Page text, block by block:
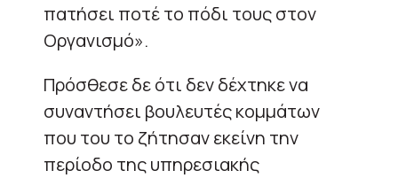
πατήσει ποτέ το πόδι τους στον
Οργανισμό».
Πρόσθεσε δε ότι δεν δέχτηκε να
συναντήσει βουλευτές κομμάτων
που του το ζήτησαν εκείνη την
περίοδο της υπηρεσιακής